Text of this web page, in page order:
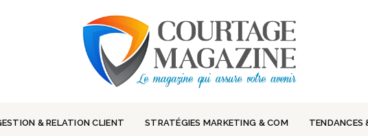
& RELATION CLIENT STRATÉGIES MARKETING & COM TENDANCES